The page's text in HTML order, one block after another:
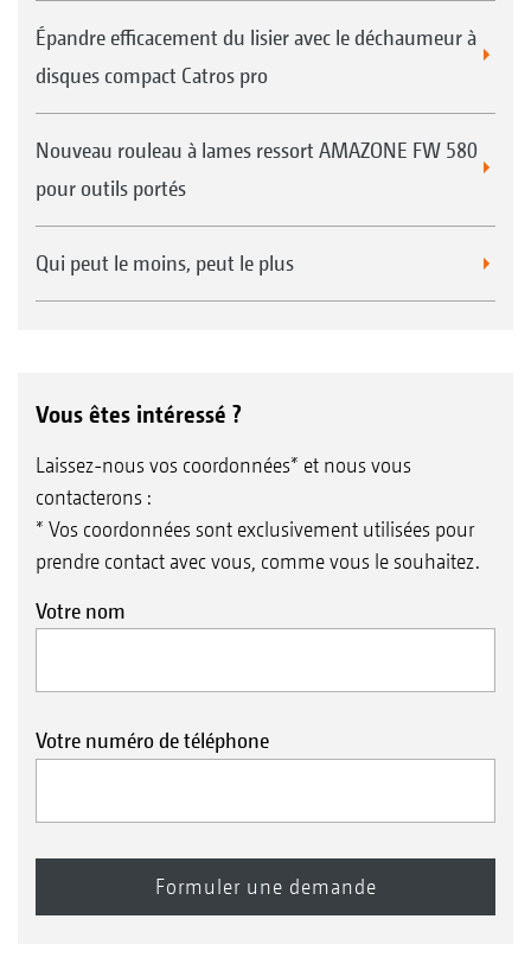
Épandre efficacement du lisier avec le déchaumeur à
disques compact Catros pro
Nouveau rouleau à lames ressort AMAZONE FW 580
pour outils portés
Qui peut le moins, peut le plus
Vous êtes intéressé ?
Laissez-nous vos coordonnées* et nous vous
contacterons :
* Vos coordonnées sont exclusivement utilisées pour
prendre contact avec vous, comme vous le souhaitez.
Votre nom
Votre numéro de téléphone